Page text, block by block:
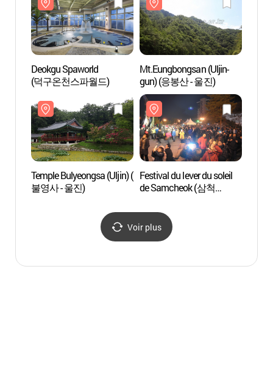
Deokgu Spaworld
(덕구온천스파월드)
Mt.Eungbongsan (Uljin-
gun) (응봉산 - 울진)
Temple Bulyeongsa (Uljin) (
불영사 - 울진)
Festival du lever du soleil
de Samcheok (삼척
Voir plus